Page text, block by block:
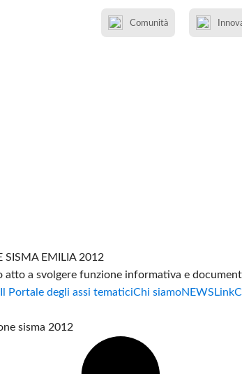
Comunità
SISMA EMILIA 2012
atto a svolgere funzione informativa e
Il Portale degli assi tematiciChi siamoNEWS Link
sisma 2012